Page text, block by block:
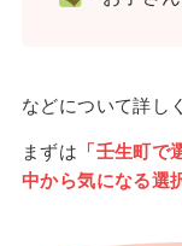
などについて詳し
まずは 「壬生町
中から気になる選